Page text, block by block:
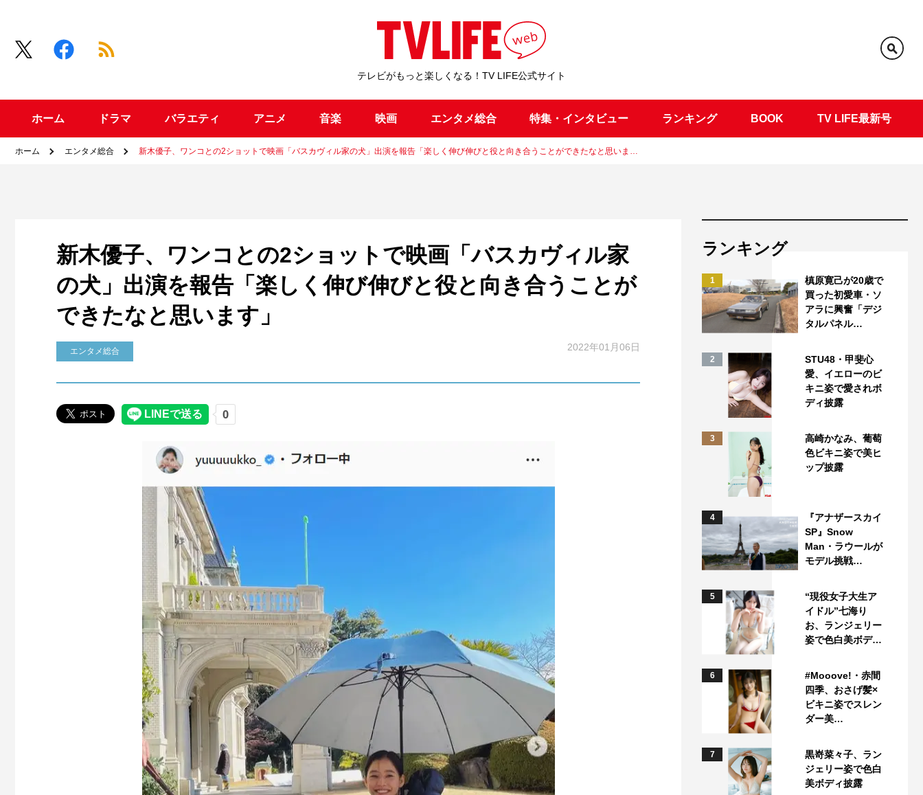
テレビがもっと楽しくなる！TV LIFE公式サイト
ホーム ドラマ バラエティ アニメ 音楽 映画 エンタメ総合 特集・インタビュー ランキング BOOK TV LIFE最新号
ホーム エンタメ総合 新木優子、ワンコとの2ショットで映画「バスカヴィル家の犬」出演を報告「楽しく伸び伸びと役と向き合うことができたなと思いま…
新木優子、ワンコとの2ショットで映画「バスカヴィル家
の犬」出演を報告「楽しく伸び伸びと役と向き合うことが
できたなと思います」
エンタメ総合 2022年01月06日
ランキング
1
槙原寛己が20歳で
買った初愛車・ソ
アラに興奮「デジ
タルパネル…
2
STU48・甲斐心
愛、イエローのビ
キニ姿で愛されボ
ディ披露
3
高崎かなみ、葡萄
色ビキニ姿で美ヒ
ップ披露
4
『アナザースカイ
SP』Snow
Man・ラウールが
モデル挑戦…
5
“現役女子大生ア
イドル”七海り
お、ランジェリー
姿で色白美ボデ…
6
#Mooove!・赤間
四季、おさげ髪×
ビキニ姿でスレン
ダー美…
7
黒嵜菜々子、ラン
ジェリー姿で色白
美ボディ披露